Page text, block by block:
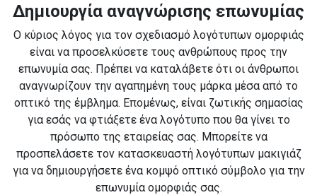
Δημιουργία αναγνώρισης επωνυμίας
Ο κύριος λόγος για τον σχεδιασμό λογότυπων ομορφιάς
είναι να προσελκύσετε τους ανθρώπους προς την
επωνυμία σας. Πρέπει να καταλάβετε ότι οι άνθρωποι
αναγνωρίζουν την αγαπημένη τους μάρκα μέσα από το
οπτικό της έμβλημα. Επομένως, είναι ζωτικής σημασίας
για εσάς να φτιάξετε ένα λογότυπο που θα γίνει το
πρόσωπο της εταιρείας σας. Μπορείτε να
προσπελάσετε τον κατασκευαστή λογότυπων μακιγιάζ
για να δημιουργήσετε ένα κομψό οπτικό σύμβολο για την
επωνυμία ομορφιάς σας.